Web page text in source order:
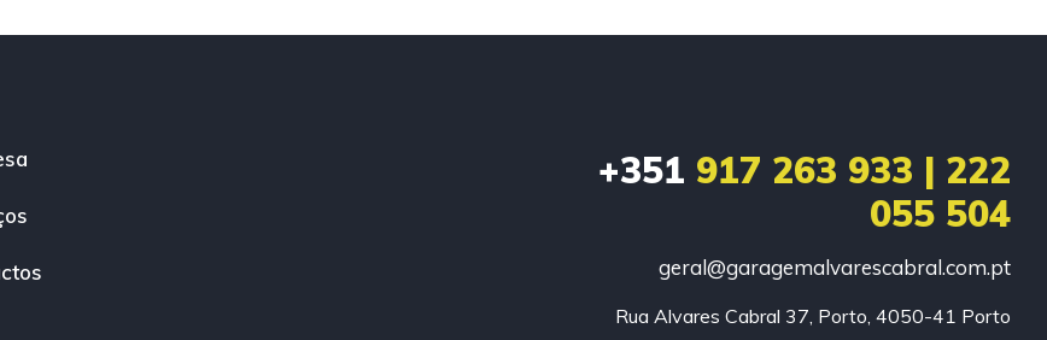
+351 917 263 933 | 222
055 504
geral@garagemalvarescabral.com.pt
Rua Alvares Cabral 37, Porto, 4050-41 Porto